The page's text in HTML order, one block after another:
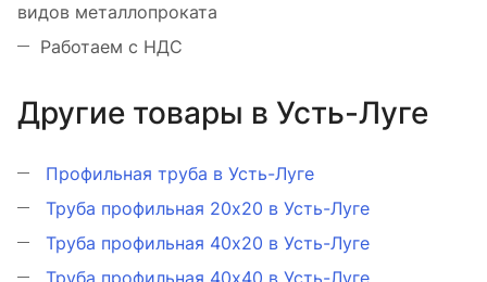
видов металлопроката
Работаем с НДС
Другие товары в Усть-Луге
Профильная труба в Усть-Луге
Труба профильная 20х20 в Усть-Луге
Труба профильная 40х20 в Усть-Луге
Труба профильная 40х40 в Усть-Луге